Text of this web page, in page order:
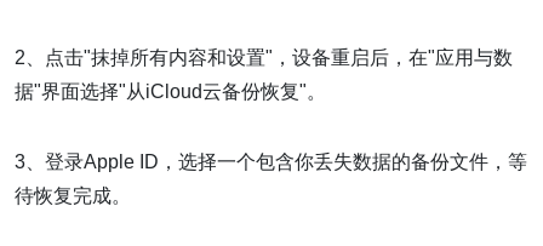
2、点击"抹掉所有内容和设置"，设备重启后，在"应用与数
据"界面选择"从iCloud云备份恢复"。
3、登录Apple ID，选择一个包含你丢失数据的备份文件，等
待恢复完成。